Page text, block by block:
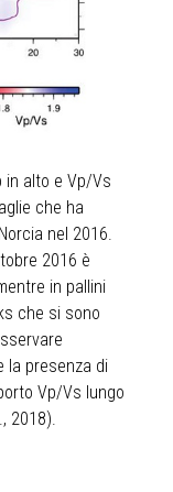
in alto e Vp/Vs
che ha
nel 2016.
2016 è
in pallini
che si sono
la presenza di
Vp/Vs lungo
2018).